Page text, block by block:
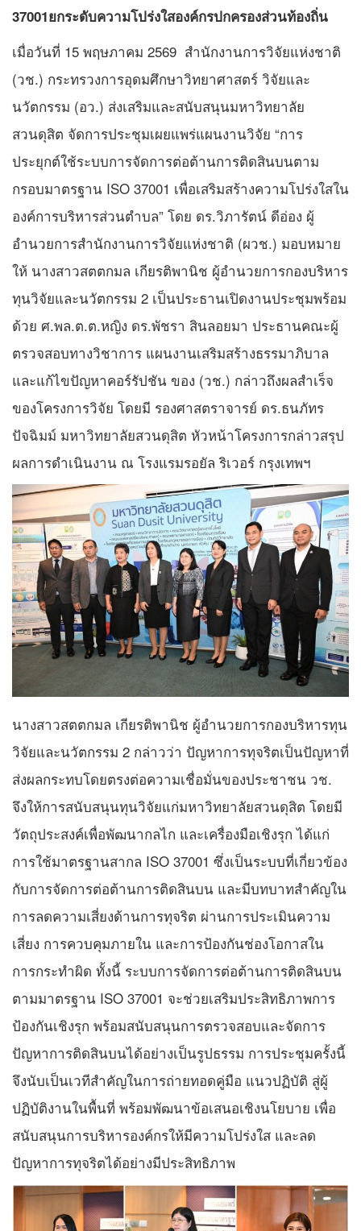
37001ยกระดับความโปร่งใสองค์กรปกครองส่วนท้องถิ่น
เมื่อวันที่ 15 พฤษภาคม 2569 สำนักงานการวิจัยแห่งชาติ
(วช.) กระทรวงการอุดมศึกษาวิทยาศาสตร์ วิจัยและ
นวัตกรรม (อว.) ส่งเสริมและสนับสนุนมหาวิทยาลัย
สวนดุสิต จัดการประชุมเผยแพร่แผนงานวิจัย “การ
ประยุกต์ใช้ระบบการจัดการต่อต้านการติดสินบนตาม
กรอบมาตรฐาน ISO 37001 เพื่อเสริมสร้างความโปร่งใสใน
องค์การบริหารส่วนตำบล” โดย ดร.วิภารัตน์ ดีอ่อง ผู้
อำนวยการสำนักงานการวิจัยแห่งชาติ (ผวช.) มอบหมาย
ให้ นางสาวสตตกมล เกียรติพานิช ผู้อำนวยการกองบริหาร
ทุนวิจัยและนวัตกรรม 2 เป็นประธานเปิดงานประชุมพร้อม
ด้วย ศ.พล.ต.ต.หญิง ดร.พัชรา สินลอยมา ประธานคณะผู้
ตรวจสอบทางวิชาการ แผนงานเสริมสร้างธรรมาภิบาล
และแก้ไขปัญหาคอร์รัปชัน ของ (วช.) กล่าวถึงผลสำเร็จ
ของโครงการวิจัย โดยมี รองศาสตราจารย์ ดร.ธนภัทร
ปัจฉิมม์ มหาวิทยาลัยสวนดุสิต หัวหน้าโครงการกล่าวสรุป
ผลการดำเนินงาน ณ โรงแรมรอยัล ริเวอร์ กรุงเทพฯ
นางสาวสตตกมล เกียรติพานิช ผู้อำนวยการกองบริหารทุน
วิจัยและนวัตกรรม 2 กล่าวว่า ปัญหาการทุจริตเป็นปัญหาที่
ส่งผลกระทบโดยตรงต่อความเชื่อมั่นของประชาชน วช.
จึงให้การสนับสนุนทุนวิจัยแก่มหาวิทยาลัยสวนดุสิต โดยมี
วัตถุประสงค์เพื่อพัฒนากลไก และเครื่องมือเชิงรุก ได้แก่
การใช้มาตรฐานสากล ISO 37001 ซึ่งเป็นระบบที่เกี่ยวข้อง
กับการจัดการต่อต้านการติดสินบน และมีบทบาทสำคัญใน
การลดความเสี่ยงด้านการทุจริต ผ่านการประเมินความ
เสี่ยง การควบคุมภายใน และการป้องกันช่องโอกาสใน
การกระทำผิด ทั้งนี้ ระบบการจัดการต่อต้านการติดสินบน
ตามมาตรฐาน ISO 37001 จะช่วยเสริมประสิทธิภาพการ
ป้องกันเชิงรุก พร้อมสนับสนุนการตรวจสอบและจัดการ
ปัญหาการติดสินบนได้อย่างเป็นรูปธรรม การประชุมครั้งนี้
จึงนับเป็นเวทีสำคัญในการถ่ายทอดคู่มือ แนวปฏิบัติ สู่ผู้
ปฏิบัติงานในพื้นที่ พร้อมพัฒนาข้อเสนอเชิงนโยบาย เพื่อ
สนับสนุนการบริหารองค์กรให้มีความโปร่งใส และลด
ปัญหาการทุจริตได้อย่างมีประสิทธิภาพ